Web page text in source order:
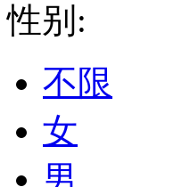
性别:
不限
女
男